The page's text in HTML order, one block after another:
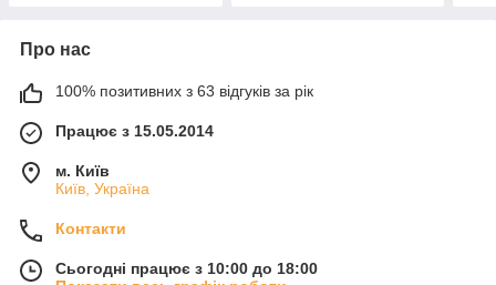
Про нас
100% позитивних з 63 відгуків за рік
Працює з 15.05.2014
м. Київ
Київ, Україна
Контакти
Сьогодні працює з 10:00 до 18:00